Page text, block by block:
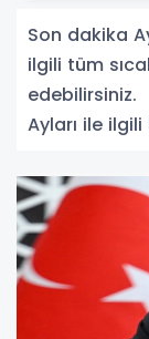
Son dakika
ilgili tüm
edebilirsiniz.
Ayları ile